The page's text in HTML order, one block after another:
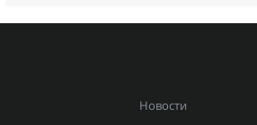
Новости